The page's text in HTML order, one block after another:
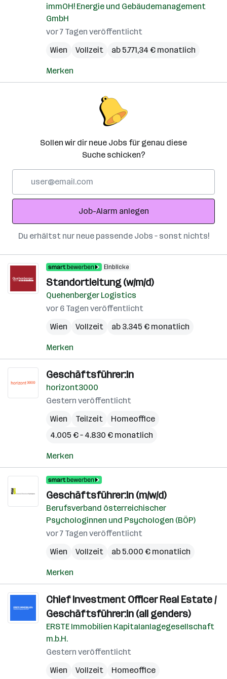
immOH! Energie und Gebäudemanagement
GmbH
vor 7 Tagen veröffentlicht
Wien
Vollzeit ab 5.771,34 € monatlich
Merken
Sollen wir dir neue Jobs für genau diese
Suche schicken?
Adresse
Job-Alarm anlegen
Du erhältst nur neue passende Jobs – sonst nichts!
Einblicke
Standortleitung (w/m/d)
Quehenberger Logistics
vor 6 Tagen veröffentlicht
Wien
Vollzeit ab 3.345 € monatlich
Merken
Geschäftsführer:in
horizont3000
Gestern veröffentlicht
Wien
Teilzeit
Homeoffice
4.005 € – 4.830 € monatlich
Merken
Geschäftsführer:in (m/w/d)
Berufsverband österreichischer
Psychologinnen und Psychologen (BÖP)
vor 7 Tagen veröffentlicht
Wien
Vollzeit ab 5.000 € monatlich
Merken
Chief Investment Officer Real Estate /
Geschäftsführer:in (all genders)
ERSTE Immobilien Kapitalanlagegesellschaft
m.b.H.
Gestern veröffentlicht
Wien
Vollzeit Homeoffice